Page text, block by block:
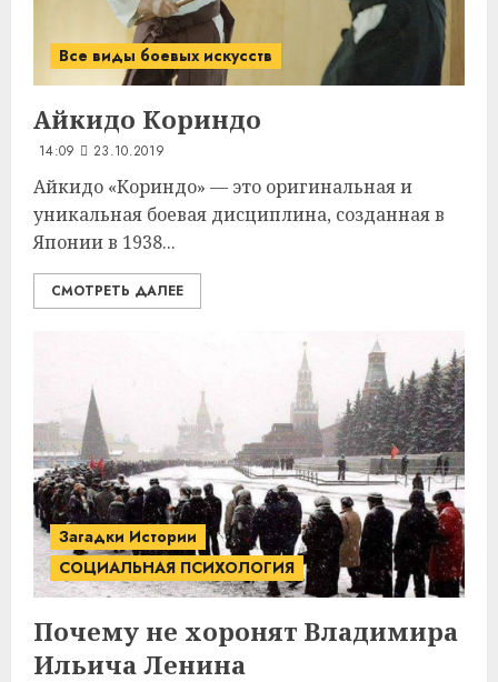
Все виды боевых искусств
Айкидо Кориндо
14:09 23.10.2019
Айкидо «Кориндо» — это оригинальная и
уникальная боевая дисциплина, созданная в
Японии в 1938...
СМОТРЕТЬ ДАЛЕЕ
Загадки Истории
СОЦИАЛЬНАЯ ПСИХОЛОГИЯ
Почему не хоронят Владимира
Ильича Ленина